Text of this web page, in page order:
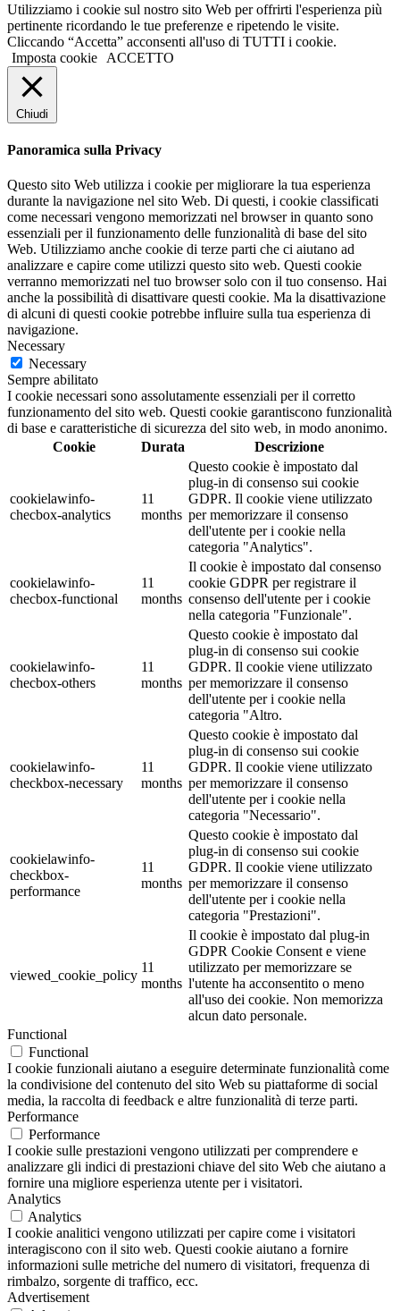
Utilizziamo i cookie sul nostro sito Web per offrirti l'esperienza più
pertinente ricordando le tue preferenze e ripetendo le visite.
Cliccando “Accetta” acconsenti all'uso di TUTTI i cookie.
Imposta cookie
ACCETTO
Chiudi
Panoramica sulla Privacy
Questo sito Web utilizza i cookie per migliorare la tua esperienza
durante la navigazione nel sito Web. Di questi, i cookie classificati
come necessari vengono memorizzati nel browser in quanto sono
essenziali per il funzionamento delle funzionalità di base del sito
Web. Utilizziamo anche cookie di terze parti che ci aiutano ad
analizzare e capire come utilizzi questo sito web. Questi cookie
verranno memorizzati nel tuo browser solo con il tuo consenso. Hai
anche la possibilità di disattivare questi cookie. Ma la disattivazione
di alcuni di questi cookie potrebbe influire sulla tua esperienza di
navigazione.
Necessary
Necessary
Sempre abilitato
I cookie necessari sono assolutamente essenziali per il corretto
funzionamento del sito web. Questi cookie garantiscono funzionalità
di base e caratteristiche di sicurezza del sito web, in modo anonimo.
Cookie
Durata Descrizione
cookielawinfo-
checbox-analytics
11
months
Questo cookie è impostato dal
plug-in di consenso sui cookie
GDPR. Il cookie viene utilizzato
per memorizzare il consenso
dell'utente per i cookie nella
categoria "Analytics".
cookielawinfo-
checbox-functional
11
months
Il cookie è impostato dal consenso
cookie GDPR per registrare il
consenso dell'utente per i cookie
nella categoria "Funzionale".
cookielawinfo-
checbox-others
11
months
Questo cookie è impostato dal
plug-in di consenso sui cookie
GDPR. Il cookie viene utilizzato
per memorizzare il consenso
dell'utente per i cookie nella
categoria "Altro.
cookielawinfo-
checkbox-necessary
11
months
Questo cookie è impostato dal
plug-in di consenso sui cookie
GDPR. Il cookie viene utilizzato
per memorizzare il consenso
dell'utente per i cookie nella
categoria "Necessario".
cookielawinfo-
checkbox-
performance
11
months
Questo cookie è impostato dal
plug-in di consenso sui cookie
GDPR. Il cookie viene utilizzato
per memorizzare il consenso
dell'utente per i cookie nella
categoria "Prestazioni".
viewed_cookie_policy
11
months
Il cookie è impostato dal plug-in
GDPR Cookie Consent e viene
utilizzato per memorizzare se
l'utente ha acconsentito o meno
all'uso dei cookie. Non memorizza
alcun dato personale.
Functional
Functional
I cookie funzionali aiutano a eseguire determinate funzionalità come
la condivisione del contenuto del sito Web su piattaforme di social
media, la raccolta di feedback e altre funzionalità di terze parti.
Performance
Performance
I cookie sulle prestazioni vengono utilizzati per comprendere e
analizzare gli indici di prestazioni chiave del sito Web che aiutano a
fornire una migliore esperienza utente per i visitatori.
Analytics
Analytics
I cookie analitici vengono utilizzati per capire come i visitatori
interagiscono con il sito web. Questi cookie aiutano a fornire
informazioni sulle metriche del numero di visitatori, frequenza di
rimbalzo, sorgente di traffico, ecc.
Advertisement